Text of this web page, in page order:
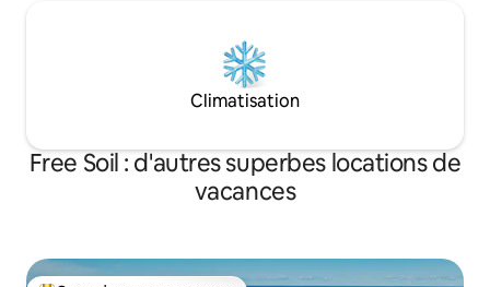
Climatisation
Free Soil : d'autres superbes locations de
vacances